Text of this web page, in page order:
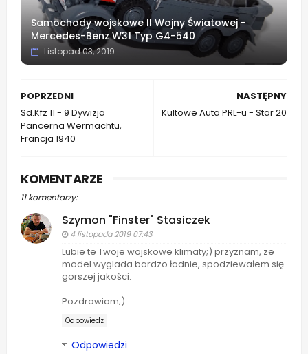
Samochody wojskowe II Wojny Światowej -
Mercedes-Benz W31 Typ G4-540
Listopad 03, 2019
NASTĘPNY
Kultowe Auta PRL-u - Star 20
POPRZEDNI
Sd.Kfz 11 - 9 Dywizja
Pancerna Wermachtu,
Francja 1940
KOMENTARZE
11 komentarzy:
Szymon "Finster" Stasiczek
4 listopada 2019 07:43
Lubie te Twoje wojskowe klimaty;) przyznam, ze
model wyglada bardzo ładnie, spodziewałem się
gorszej jakości.
Pozdrawiam;)
Odpowiedz
Odpowiedzi